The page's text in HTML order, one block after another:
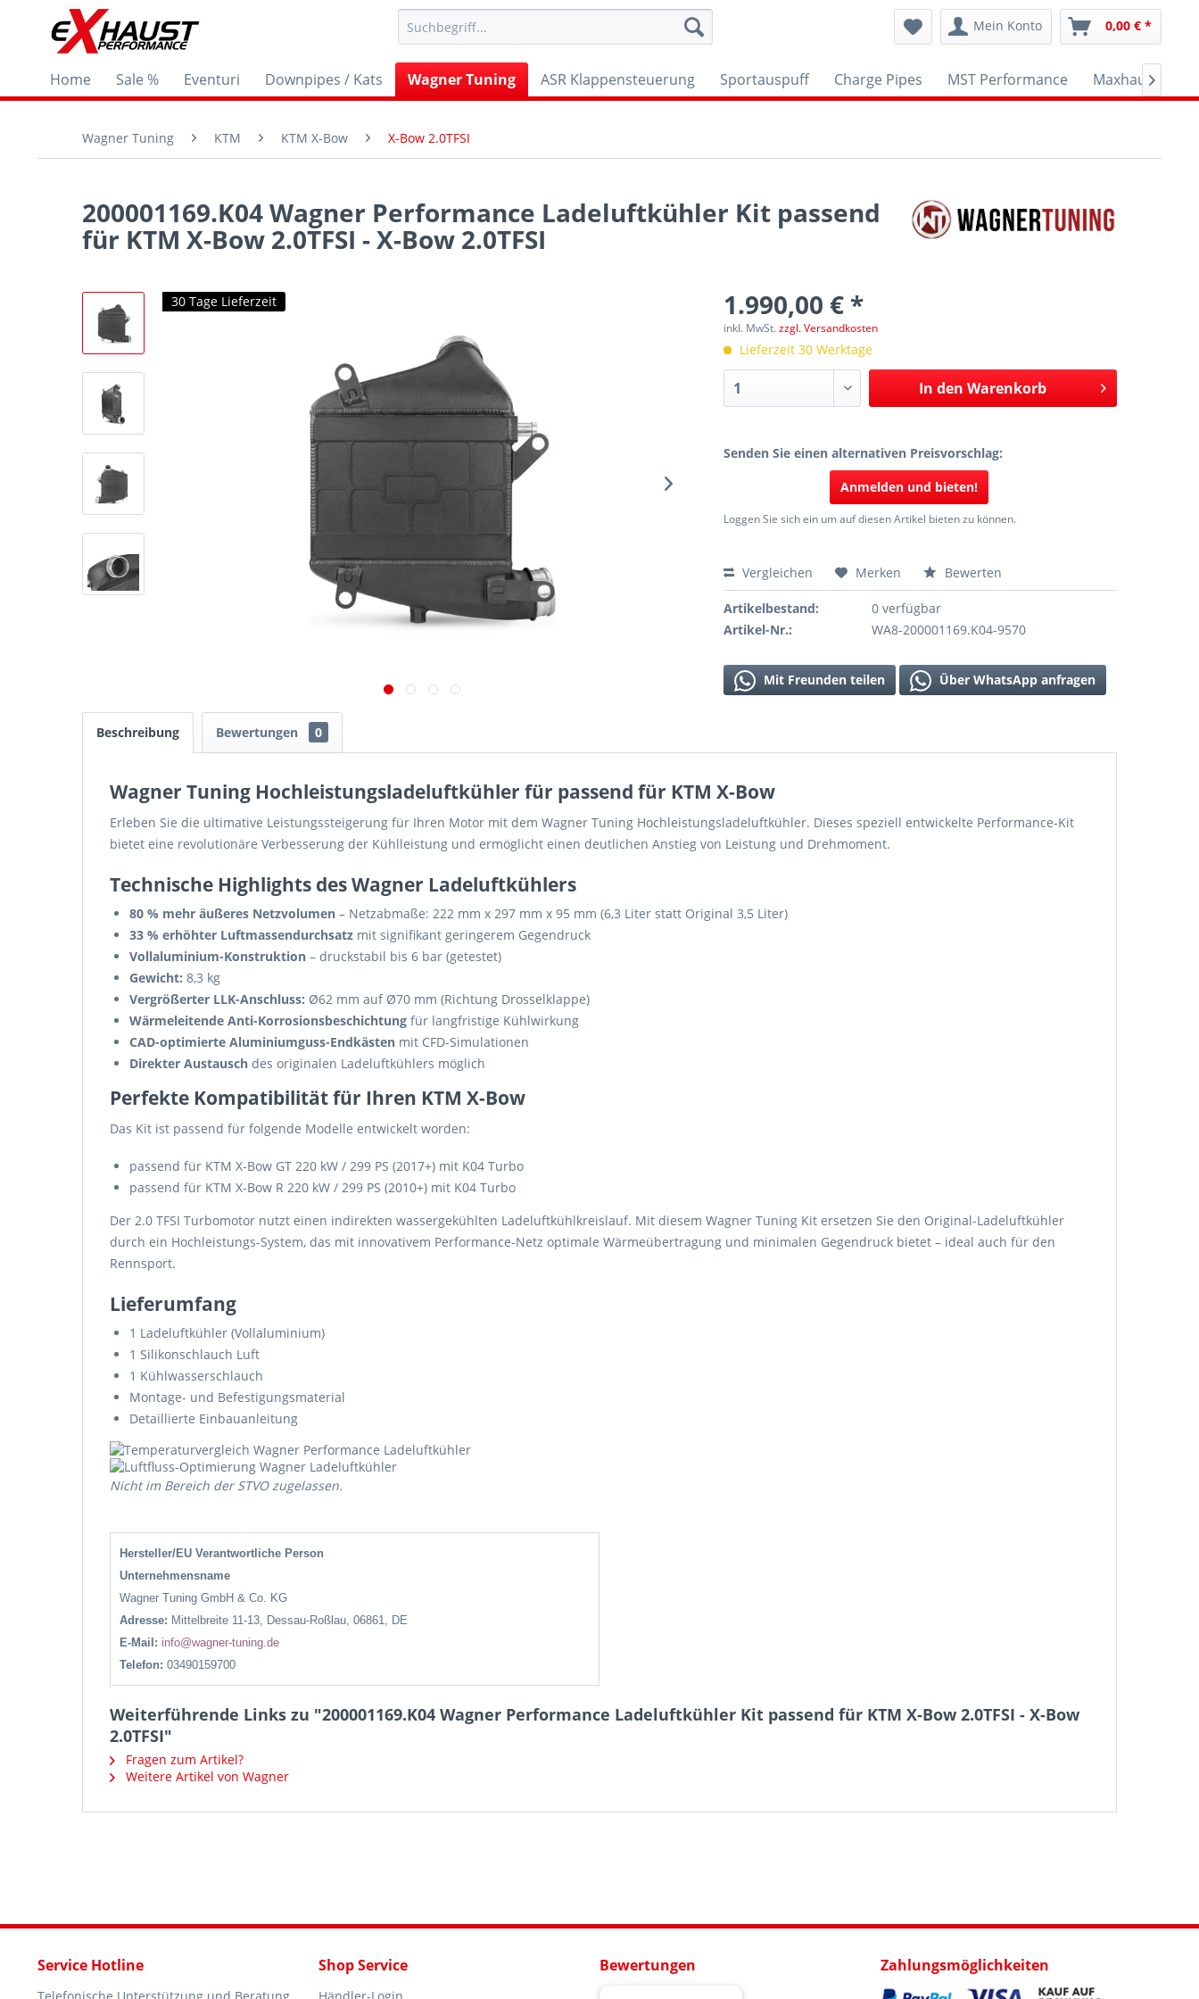
Mein Konto 0,00 € *
Home Sale % Eventuri Downpipes / Kats Wagner Tuning ASR Klappensteuerung Sportauspuff Charge Pipes MST Performance Maxhaust

Wagner Tuning KTM KTM X-Bow X-Bow 2.0TFSI
200001169.K04 Wagner Performance Ladeluftkühler Kit passend
für KTM X-Bow 2.0TFSI - X-Bow 2.0TFSI
30 Tage Lieferzeit 1.990,00 € *
inkl. MwSt.zzgl. Versandkosten
Lieferzeit 30 Werktage
In den Warenkorb
Senden Sie einen alternativen Preisvorschlag:
Anmelden und bieten!
Loggen Sie sich ein um auf diesen Artikel bieten zu können.
Vergleichen Merken Bewerten
Artikelbestand:
0 verfügbar
Artikel-Nr.:
WA8-200001169.K04-9570
Mit Freunden teilen Über WhatsApp anfragen
Beschreibung Bewertungen 0
Wagner Tuning Hochleistungsladeluftkühler für passend für KTM X-Bow
Erleben Sie die ultimative Leistungssteigerung für Ihren Motor mit dem Wagner Tuning Hochleistungsladeluftkühler. Dieses speziell entwickelte Performance-Kit
bietet eine revolutionäre Verbesserung der Kühlleistung und ermöglicht einen deutlichen Anstieg von Leistung und Drehmoment.
Technische Highlights des Wagner Ladeluftkühlers
80 % mehr äußeres Netzvolumen – Netzabmaße: 222 mm x 297 mm x 95 mm (6,3 Liter statt Original 3,5 Liter)
33 % erhöhter Luftmassendurchsatz mit signifikant geringerem Gegendruck
Vollaluminium-Konstruktion – druckstabil bis 6 bar (getestet)
Gewicht: 8,3 kg
Vergrößerter LLK-Anschluss: Ø62 mm auf Ø70 mm (Richtung Drosselklappe)
Wärmeleitende Anti-Korrosionsbeschichtung für langfristige Kühlwirkung
CAD-optimierte Aluminiumguss-Endkästen mit CFD-Simulationen
Direkter Austausch des originalen Ladeluftkühlers möglich
Perfekte Kompatibilität für Ihren KTM X-Bow
Das Kit ist passend für folgende Modelle entwickelt worden:
passend für KTM X-Bow GT 220 kW / 299 PS (2017+) mit K04 Turbo
passend für KTM X-Bow R 220 kW / 299 PS (2010+) mit K04 Turbo
Der 2.0 TFSI Turbomotor nutzt einen indirekten wassergekühlten Ladeluftkühlkreislauf. Mit diesem Wagner Tuning Kit ersetzen Sie den Original-Ladeluftkühler
durch ein Hochleistungs-System, das mit innovativem Performance-Netz optimale Wärmeübertragung und minimalen Gegendruck bietet – ideal auch für den
Rennsport.
Lieferumfang
1 Ladeluftkühler (Vollaluminium)
1 Silikonschlauch Luft
1 Kühlwasserschlauch
Montage- und Befestigungsmaterial
Detaillierte Einbauanleitung
Nicht im Bereich der STVO zugelassen.
Hersteller/EU Verantwortliche Person
Unternehmensname
Wagner Tuning GmbH & Co. KG
Adresse: Mittelbreite 11-13, Dessau-Roßlau, 06861, DE
E-Mail: info@wagner-tuning.de
Telefon: 03490159700
Weiterführende Links zu "200001169.K04 Wagner Performance Ladeluftkühler Kit passend für KTM X-Bow 2.0TFSI - X-Bow
2.0TFSI"
Fragen zum Artikel?
Weitere Artikel von Wagner
Service Hotline Shop Service Bewertungen Zahlungsmöglichkeiten